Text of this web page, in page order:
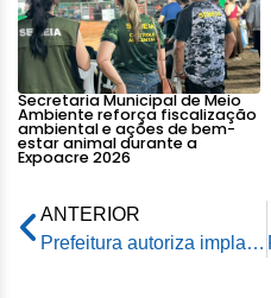
Secretaria Municipal de Meio
Ambiente reforça fiscalização
ambiental e ações de bem-
estar animal durante a
Expoacre 2026
ANTERIOR
Prefeitura autoriza implantação de Feira de Agricultura Familiar no Terminal de Integração do Adalberto Sena